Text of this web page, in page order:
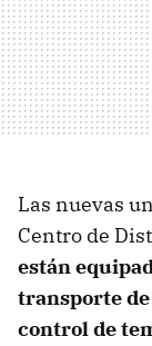
Las nuevas
Centro de
están
transporte
control de